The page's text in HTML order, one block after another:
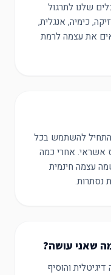
שלנו לתרגול
כימיה, אנגלית,
את עצמה לרמת
להשתמש בכל
אשראי. אחרי כמה
עצמה חינמית
נסתרות.
שאני עושה?
והוסיף